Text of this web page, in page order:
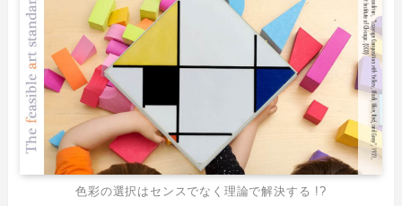
色彩の選択はセンスでなく理論で解決する !?